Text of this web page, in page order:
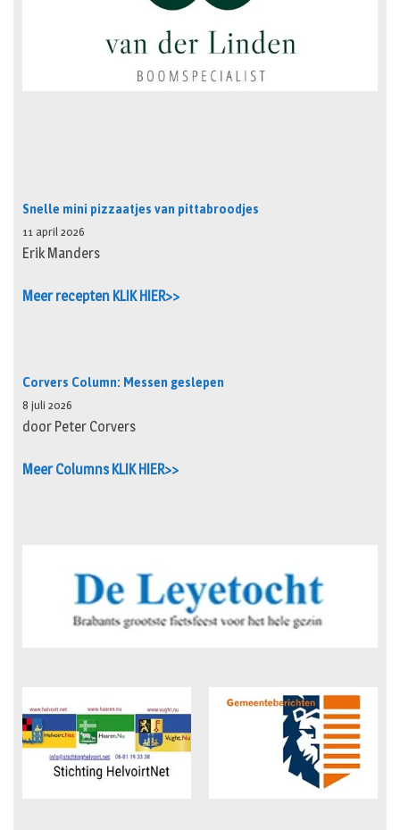
Snelle mini pizzaatjes van pittabroodjes
11 april 2026
Erik Manders
Meer recepten KLIK HIER>>
Corvers Column: Messen geslepen
8 juli 2026
door Peter Corvers
Meer Columns KLIK HIER>>